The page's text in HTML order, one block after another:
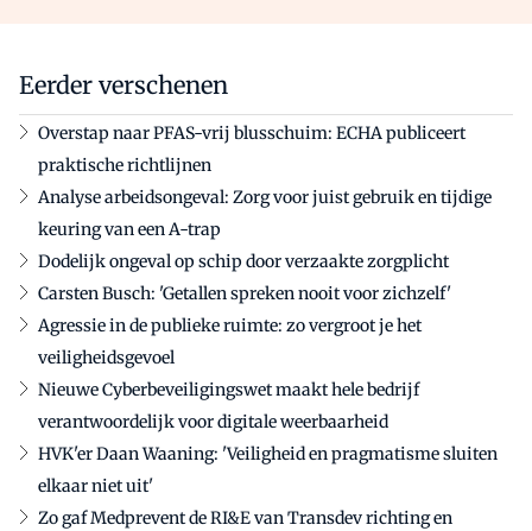
Eerder verschenen
Overstap naar PFAS-vrij blusschuim: ECHA publiceert
praktische richtlijnen
Analyse arbeidsongeval: Zorg voor juist gebruik en tijdige
keuring van een A-trap
Dodelijk ongeval op schip door verzaakte zorgplicht
Carsten Busch: 'Getallen spreken nooit voor zichzelf'
Agressie in de publieke ruimte: zo vergroot je het
veiligheidsgevoel
Nieuwe Cyberbeveiligingswet maakt hele bedrijf
verantwoordelijk voor digitale weerbaarheid
HVK'er Daan Waaning: 'Veiligheid en pragmatisme sluiten
elkaar niet uit'
Zo gaf Medprevent de RI&E van Transdev richting en